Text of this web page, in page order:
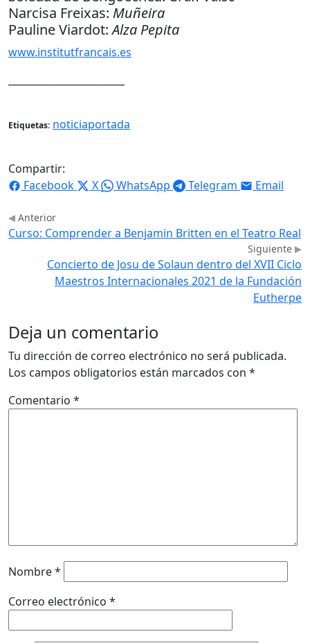
Narcisa Freixas: Muñeira
Pauline Viardot:Alza Pepita
www.institutfrancais.es
Etiquetas: noticiaportada
Compartir:
Facebook
X WhatsApp Telegram Email
Anterior
Curso: Comprender a Benjamin Britten en el Teatro Real
Siguiente
Concierto de Josu de Solaun dentro del XVII Ciclo
Maestros Internacionales 2021 de la Fundación
Eutherpe
Deja un comentario
Tu dirección de correo electrónico no será publicada.
Los campos obligatorios están marcados con *
Comentario *
Nombre*
Correo electrónico *